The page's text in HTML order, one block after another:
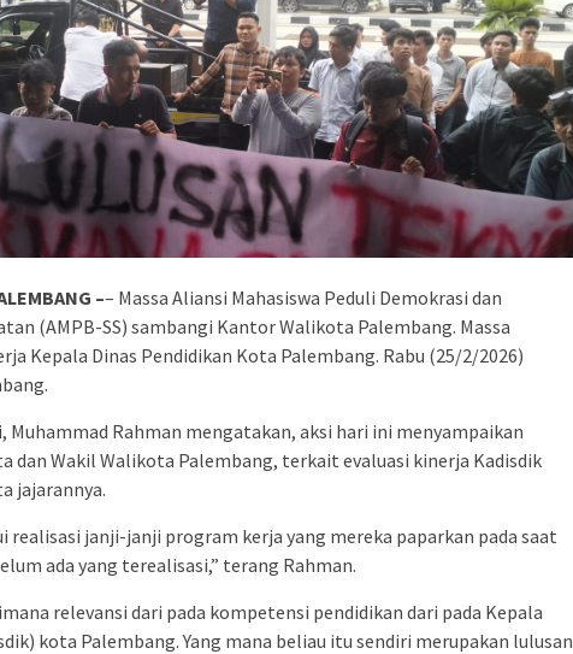
–– Massa Aliansi Mahasiswa Peduli Demokrasi dan
(AMPB-SS) sambangi Kantor Walikota Palembang. Massa
Kepala Dinas Pendidikan Kota Palembang. Rabu (25/2/2026)
Muhammad Rahman mengatakan, aksi hari ini menyampaikan
dan Wakil Walikota Palembang, terkait evaluasi kinerja Kadisdik
jajarannya.
realisasi janji-janji program kerja yang mereka paparkan pada saat
ada yang terealisasi,” terang Rahman.
relevansi dari pada kompetensi pendidikan dari pada Kepala
kota Palembang. Yang mana beliau itu sendiri merupakan lulusan